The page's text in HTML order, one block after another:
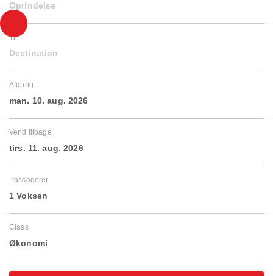
Oprindelse
Til
Destination
Afgang
man. 10. aug. 2026
Vend tilbage
tirs. 11. aug. 2026
Passagerer
1 Voksen
Class
Økonomi